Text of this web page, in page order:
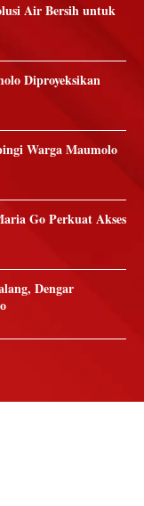
Air Bersih untuk
Diproyeksikan
Warga Maumolo
Go Perkuat Akses
Dengar